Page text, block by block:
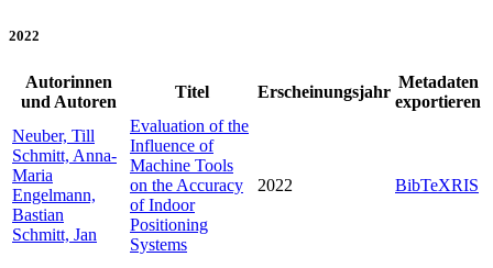
2022
Autorinnen
und Autoren
Titel Erscheinungsjahr
Metadaten
exportieren
Neuber, Till
Schmitt, Anna-
Maria
Engelmann,
Bastian
Schmitt, Jan
Evaluation of the
Influence of
Machine Tools
on the Accuracy
of Indoor
Positioning
Systems
2022 BibTeXRIS